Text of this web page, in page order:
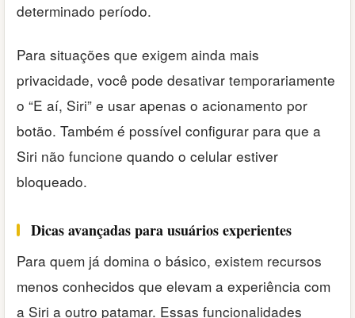
determinado período.
Para situações que exigem ainda mais
privacidade, você pode desativar temporariamente
o “E aí, Siri” e usar apenas o acionamento por
botão. Também é possível configurar para que a
Siri não funcione quando o celular estiver
bloqueado.
Dicas avançadas para usuários experientes
Para quem já domina o básico, existem recursos
menos conhecidos que elevam a experiência com
a Siri a outro patamar. Essas funcionalidades